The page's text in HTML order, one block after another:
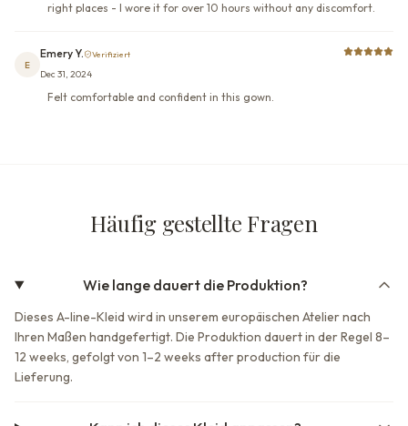
right places - I wore it for over 10 hours without any discomfort.
E
Emery Y. Verifiziert
Dec 31, 2024
Felt comfortable and confident in this gown.
Häufig gestellte Fragen
Wie lange dauert die Produktion?
Dieses A-line-Kleid wird in unserem europäischen Atelier nach
Ihren Maßen handgefertigt. Die Produktion dauert in der Regel 8–
12 weeks, gefolgt von 1–2 weeks after production für die
Lieferung.